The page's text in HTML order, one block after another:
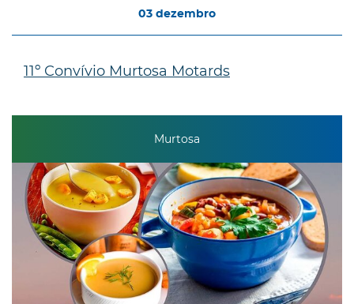
03 dezembro
11º Convívio Murtosa Motards
Murtosa